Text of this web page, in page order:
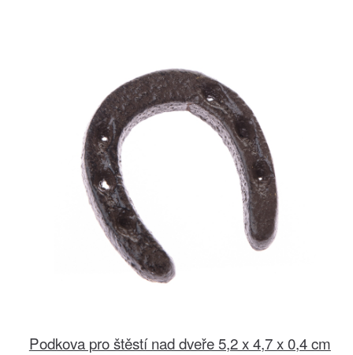
Podkova pro štěstí nad dveře 5,2 x 4,7 x 0,4 cm